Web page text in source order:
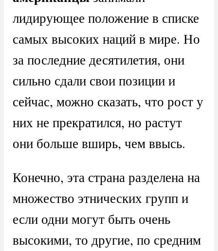
лидирующее положение в списке
самых высоких наций в мире. Но
за последние десятилетия, они
сильно сдали свои позиции и
сейчас, можно сказать, что рост у
них не прекратился, но растут
они больше вширь, чем ввысь.
Конечно, эта страна разделена на
множество этнических групп и
если одни могут быть очень
высокими, то другие, по средним